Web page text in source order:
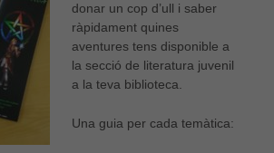
donar un cop d’ull i saber
ràpidament quines
aventures tens disponible a
la secció de literatura juvenil
a la teva biblioteca.
Una guia per cada temàtica: